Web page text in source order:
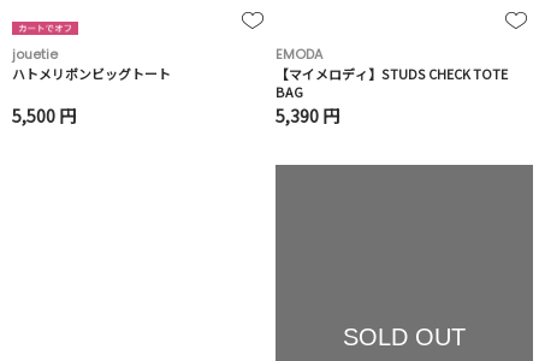
jouetie
ハトメリボンビッグトート
5,500 円
EMODA
【マイメロディ】STUDS CHECK TOTE
BAG
5,390 円
SOLD OUT